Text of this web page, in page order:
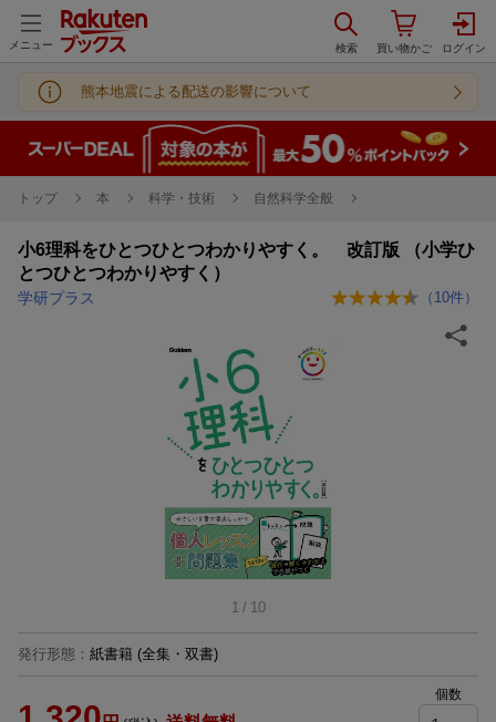
メニュー
熊本地震による配送の影響について
トップ 本 科学・技術 自然科学全般
小6理科をひとつひとつわかりやすく。 改訂版 （小学ひ
とつひとつわかりやすく）
学研プラス （ 10件）
1 / 10
発行形態 ： 紙書籍 (全集・双書)
個数